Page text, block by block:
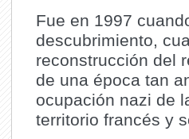
Fue en 1997
descubrimiento,
reconstrucción del
de una época tan
ocupación nazi de
territorio francés y